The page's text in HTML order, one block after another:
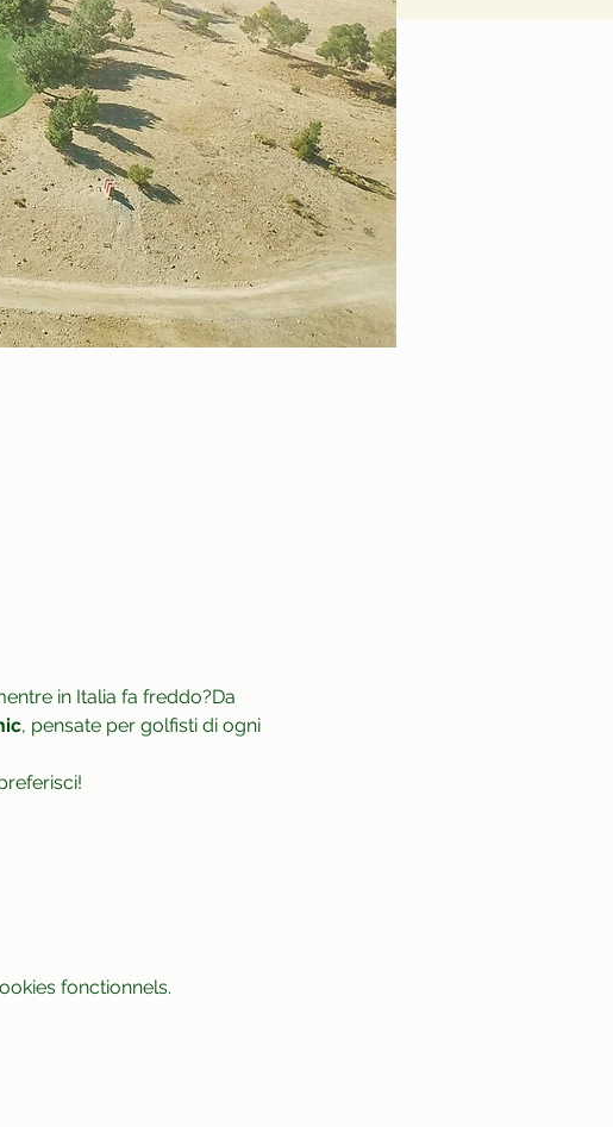
in Italia fa freddo?Da
, pensate per golfisti di ogni
fonctionnels.